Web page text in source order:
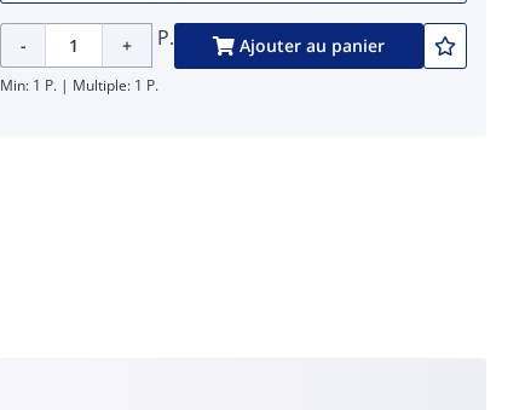
- + P. Ajouter au panier
Min: 1 P. | Multiple: 1 P.